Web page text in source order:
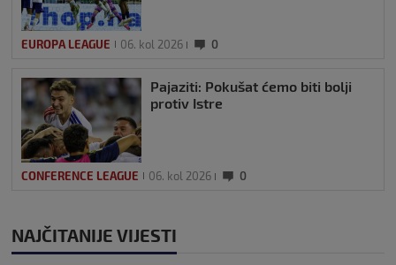
EUROPA LEAGUE 06. kol 2026 0
Pajaziti: Pokušat ćemo biti bolji
protiv Istre
CONFERENCE LEAGUE 06. kol 2026 0
NAJČITANIJE VIJESTI